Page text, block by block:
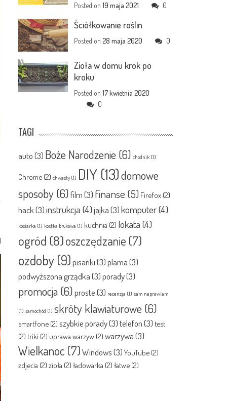
1
Posted on19 maja 2021 0
Ściółkowanie roślin
Posted on28 maja 2020 0
Zioła w domu krok po
kroku
Posted on17 kwietnia 2020
0
TAGI
auto(3) Boże Narodzenie (6) chodnik (1)
Chrome (2) chwasty(1) DIY (13)domowe
sposoby (6)film(3) finanse (5) Firefox (2)
hack(3)instrukcja (4)jajka(3)komputer(4)
kosiarka (1) kostka brukowa (1) kuchnia (2) lokata (4)
ogród (8)oszczędzanie (7)
ozdoby (9)pisanki(3)plama(3)
podwyższona grządka(3)porady(3)
promocja (6)proste(3) recenzja (1) sam naprawiam
(1) samochód (1) skróty klawiaturowe (6)
smartfone (2) szybkie porady(3)telefon(3) test
(2) triki (2) uprawa warzyw (2) warzywa(3)
Wielkanoc (7)Windows(3) YouTube (2)
zdjecia (2) zioła (2) ładowarka (2) łatwe (2)